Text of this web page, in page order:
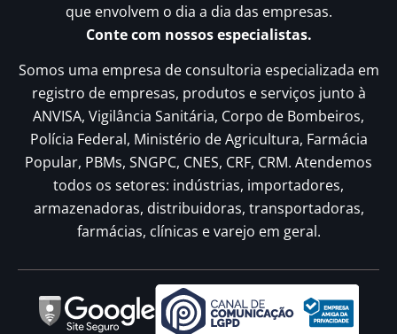
que envolvem o dia a dia das empresas.
Conte com nossos especialistas.
Somos uma empresa de consultoria especializada em
registro de empresas, produtos e serviços junto à
ANVISA, Vigilância Sanitária, Corpo de Bombeiros,
Polícia Federal, Ministério de Agricultura, Farmácia
Popular, PBMs, SNGPC, CNES, CRF, CRM. Atendemos
todos os setores: indústrias, importadores,
armazenadoras, distribuidoras, transportadoras,
farmácias, clínicas e varejo em geral.